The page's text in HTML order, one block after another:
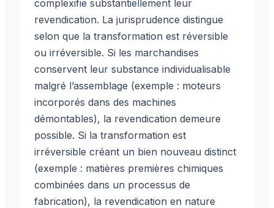
complexifie substantiellement leur
revendication. La jurisprudence distingue
selon que la transformation est réversible
ou irréversible. Si les marchandises
conservent leur substance individualisable
malgré l’assemblage (exemple : moteurs
incorporés dans des machines
démontables), la revendication demeure
possible. Si la transformation est
irréversible créant un bien nouveau distinct
(exemple : matières premières chimiques
combinées dans un processus de
fabrication), la revendication en nature